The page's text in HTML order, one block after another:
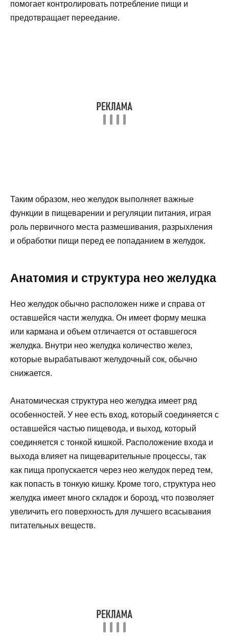
помогает контролировать потребление пищи и
предотвращает переедание.
Таким образом, нео желудок выполняет важные
функции в пищеварении и регуляции питания, играя
роль первичного места размешивания, разрыхления
и обработки пищи перед ее попаданием в желудок.
Анатомия и структура нео желудка
Нео желудок обычно расположен ниже и справа от
оставшейся части желудка. Он имеет форму мешка
или кармана и объем отличается от оставшегося
желудка. Внутри нео желудка количество желез,
которые вырабатывают желудочный сок, обычно
снижается.
Анатомическая структура нео желудка имеет ряд
особенностей. У нее есть вход, который соединяется с
оставшейся частью пищевода, и выход, который
соединяется с тонкой кишкой. Расположение входа и
выхода влияет на пищеварительные процессы, так
как пища пропускается через нео желудок перед тем,
как попасть в тонкую кишку. Кроме того, структура нео
желудка имеет много складок и борозд, что позволяет
увеличить его поверхность для лучшего всасывания
питательных веществ.